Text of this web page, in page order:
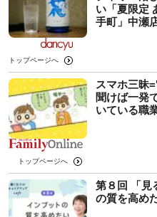
い「夏限定
手町」中瀬
トップページへ
スマホ三昧
聞けば一発
いている職
トップページへ
第８回 「見
の質を高め